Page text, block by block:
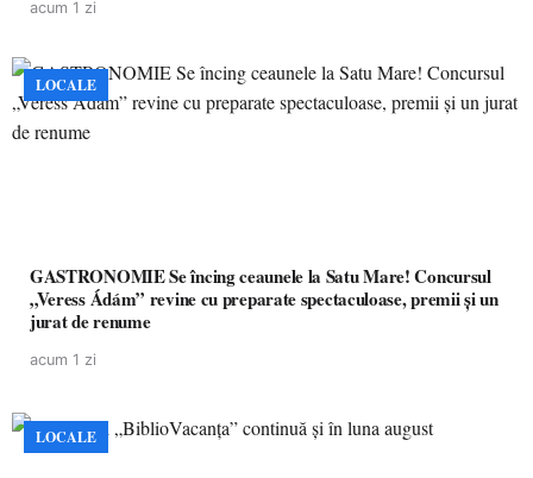
acum 1 zi
LOCALE
GASTRONOMIE Se încing ceaunele la Satu Mare! Concursul
„Veress Ádám” revine cu preparate spectaculoase, premii și un
jurat de renume
acum 1 zi
LOCALE